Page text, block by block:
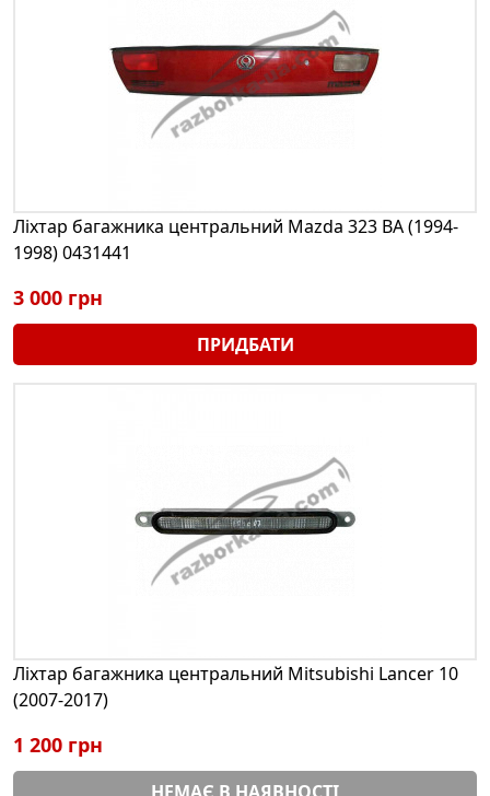
Ліхтар багажника центральний Mazda 323 BA (1994-
1998) 0431441
3 000 грн
ПРИДБАТИ
Ліхтар багажника центральний Mitsubishi Lancer 10
(2007-2017)
1 200 грн
НЕМАЄ В НАЯВНОСТІ